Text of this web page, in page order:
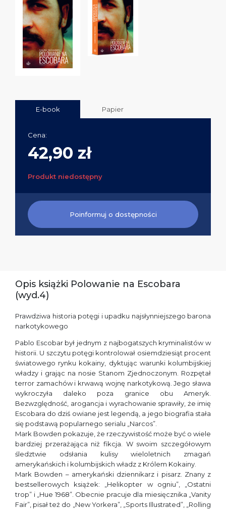
E-book Papier
Cena:
42,90 zł
Produkt niedostępny
Poinformuj o dostępności
Opis książki Polowanie na Escobara
(wyd.4)
Prawdziwa historia potęgi i upadku najsłynniejszego barona
narkotykowego
Pablo Escobar był jednym z najbogatszych kryminalistów w
historii. U szczytu potęgi kontrolował osiemdziesiąt procent
światowego rynku kokainy, dyktując warunki kolumbijskiej
władzy i grając na nosie Stanom Zjednoczonym. Rozpętał
terror zamachów i krwawą wojnę narkotykową. Jego sława
wykroczyła daleko poza granice obu Ameryk.
Bezwzględność, arogancja i wyrachowanie sprawiły, że imię
Escobara do dziś owiane jest legendą, a jego biografia stała
się podstawą popularnego serialu „Narcos”.
Mark Bowden pokazuje, że rzeczywistość może być o wiele
bardziej przerażająca niż fikcja. W swoim szczegółowym
śledztwie odsłania kulisy wieloletnich zmagań
amerykańskich i kolumbijskich władz z Królem Kokainy.
Mark Bowden – amerykański dziennikarz i pisarz. Znany z
bestsellerowych książek: „Helikopter w ogniu”, „Ostatni
trop” i „Hue 1968”. Obecnie pracuje dla miesięcznika „Vanity
Fair”, pisał też do „New Yorkera”, „Sports Illustrated”, „Rolling